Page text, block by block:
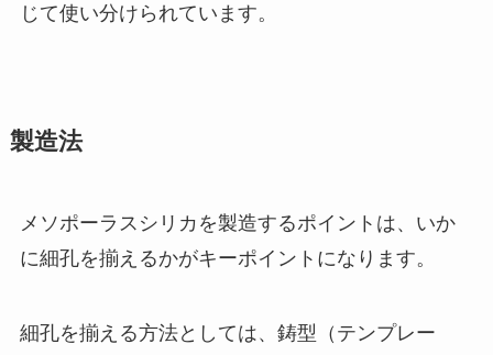
じて使い分けられています。
製造法
メソポーラスシリカを製造するポイントは、いか
に細孔を揃えるかがキーポイントになります。
細孔を揃える方法としては、鋳型（テンプレー